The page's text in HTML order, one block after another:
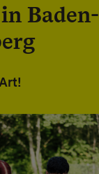
Baden-